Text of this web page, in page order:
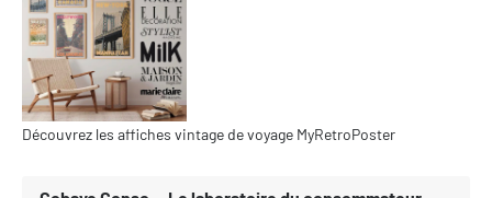
Découvrez les affiches vintage de voyage MyRetroPoster